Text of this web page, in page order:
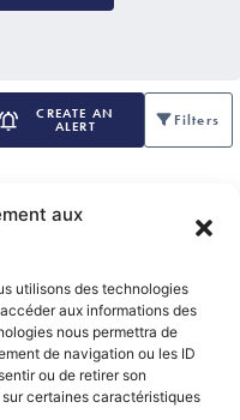
aux
utilisons des technologies
aux informations des
nous permettra de
de navigation ou les ID
ou de retirer son
certaines caractéristiques
CREATE AN
ALERT Filters
Secretary
dynamique.